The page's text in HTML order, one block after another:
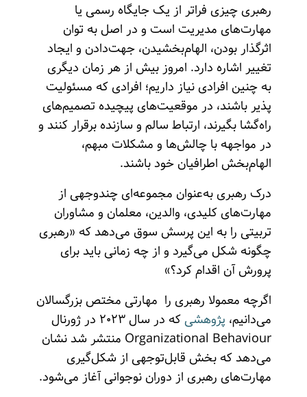
رهبری چیزی فراتر از یک جایگاه رسمی یا
مهارت‌های مدیریت است و در اصل به توان
اثرگذار بودن، الهام‌بخشیدن، جهت‌دادن و ایجاد
تغییر اشاره دارد. امروز بیش از هر زمان دیگری
به چنین افرادی نیاز داریم؛ افرادی که مسئولیت
پذیر باشند، در موقعیت‌های پیچیده تصمیم‌های
راه‌گشا بگیرند، ارتباط سالم و سازنده برقرار کنند و
در مواجهه با چالش‌ها و مشکلات مبهم،
الهام‌بخش اطرافیان خود باشند.
درک رهبری به‌عنوان مجموعه‌ای چندوجهی از
مهارت‌های کلیدی، والدین، معلمان و مشاوران
تربیتی را به این پرسش سوق می‌دهد که «رهبری
چگونه شکل می‌گیرد و از چه زمانی باید برای
پرورش آن اقدام کرد؟»
اگرچه معمولا رهبری را مهارتی مختص بزرگسالان
می‌دانیم، پژوهشی
که در سال ۲۰۲۳ در ژورنال
Organizational Behaviour منتشر شد نشان
می‌دهد که بخش قابل‌توجهی از شکل‌گیری
مهارت‌های رهبری از دوران نوجوانی آغاز می‌شود.